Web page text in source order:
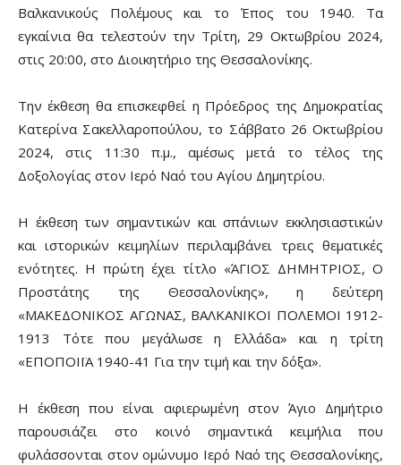
Βαλκανικούς Πολέμους και το Έπος του 1940. Τα
εγκαίνια θα τελεστούν την Τρίτη, 29 Οκτωβρίου 2024,
στις 20:00, στο Διοικητήριο της Θεσσαλονίκης.
Την έκθεση θα επισκεφθεί η Πρόεδρος της Δημοκρατίας
Κατερίνα Σακελλαροπούλου, το Σάββατο 26 Οκτωβρίου
2024, στις 11:30 π.μ., αμέσως μετά το τέλος της
Δοξολογίας στον Ιερό Ναό του Αγίου Δημητρίου.
Η έκθεση των σημαντικών και σπάνιων εκκλησιαστικών
και ιστορικών κειμηλίων περιλαμβάνει τρεις θεματικές
ενότητες. Η πρώτη έχει τίτλο «ΆΓΙΟΣ ΔΗΜΗΤΡΙΟΣ, Ο
Προστάτης της Θεσσαλονίκης», η δεύτερη
«ΜΑΚΕΔΟΝΙΚΟΣ ΑΓΩΝΑΣ, ΒΑΛΚΑΝΙΚΟΙ ΠΟΛΕΜΟΙ 1912-
1913 Τότε που μεγάλωσε η Ελλάδα» και η τρίτη
«ΕΠΟΠΟΙΪΑ 1940-41 Για την τιμή και την δόξα».
Η έκθεση που είναι αφιερωμένη στον Άγιο Δημήτριο
παρουσιάζει στο κοινό σημαντικά κειμήλια που
φυλάσσονται στον ομώνυμο Ιερό Ναό της Θεσσαλονίκης,